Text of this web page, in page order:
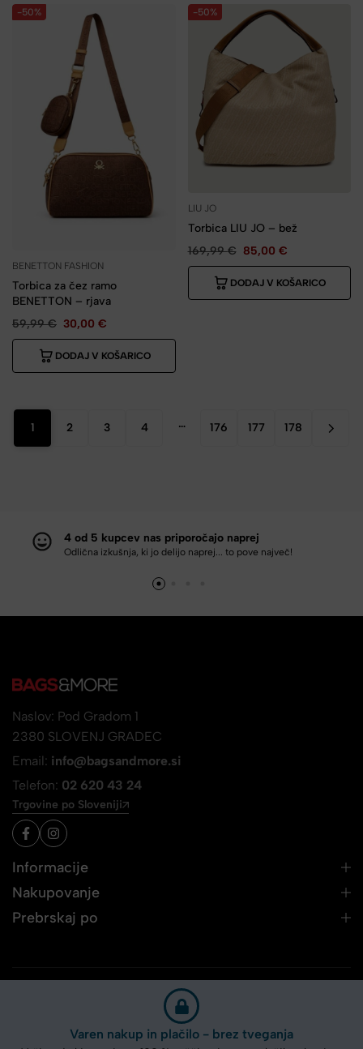
-50%
BENETTON FASHION
Torbica za čez ramo
BENETTON – rjava
59,99€ 30,00 €
DODAJ V KOŠARICO
-50%
LIU JO
Torbica LIU JO – bež
169,99€ 85,00 €
DODAJ V KOŠARICO
1 2 3 4 … 176 177 178
4 od 5 kupcev nas priporočajo naprej
Odlična izkušnja, ki jo delijo naprej... to pove največ!
Naslov: Pod Gradom 1
2380 SLOVENJ GRADEC
Email: info@bagsandmore.si
Telefon: 02 620 43 24
Trgovine po Sloveniji
Informacije
Nakupovanje
Prebrskaj po
Varen nakup in plačilo - brez tveganja